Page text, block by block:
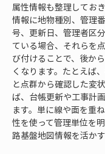
属性情報も整理してお
情報に地物種別、管理
号、更新日、管理者区
ている場合、それらを
び付けることで、後か
くなります。たとえば
と点群から確認した変
ば、台帳更新や工事計
ます。単に線や面を重
性を使って管理単位を
路基盤地図情報を活か